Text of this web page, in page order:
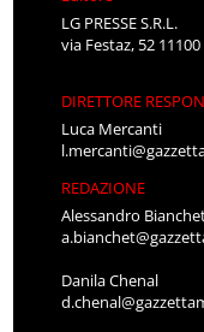
LG PRESSE S.R.L.
via Festaz, 52 11100
DIRETTORE
Luca Mercanti
REDAZIONE
Alessandro
Danila Chenal